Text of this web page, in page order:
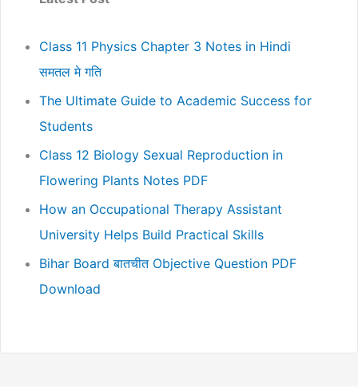
Class 11 Physics Chapter 3 Notes in Hindi
समतल मे गति
The Ultimate Guide to Academic Success for
Students
Class 12 Biology Sexual Reproduction in
Flowering Plants Notes PDF
How an Occupational Therapy Assistant
University Helps Build Practical Skills
Bihar Board बातचीत Objective Question PDF
Download